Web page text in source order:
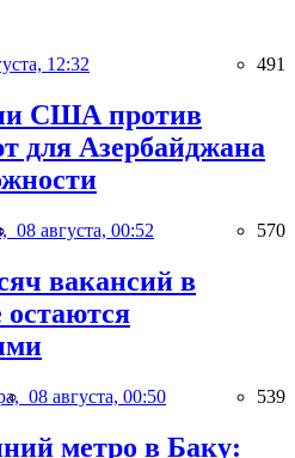
12:32 491
США против
для Азербайджана
08 августа, 00:52 570
вакансий в
остаются
08 августа, 00:50 539
метро в Баку: